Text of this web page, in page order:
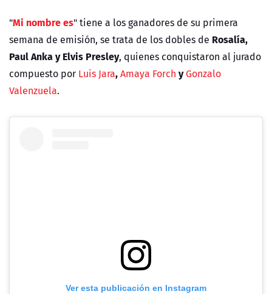
"Mi nombre es" tiene a los ganadores de su primera
semana de emisión, se trata de los dobles de Rosalía,
Paul Anka y Elvis Presley, quienes conquistaron al jurado
compuesto por Luis Jara,Amaya Forch yGonzalo
Valenzuela.
Ver esta publicación en Instagram